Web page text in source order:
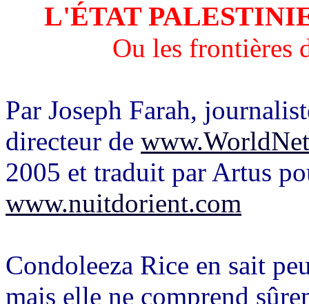
L'ÉTAT
Ou les frontières
Par Joseph Farah,
directeur de
2005 et traduit par Artus
www.nuitdorient.com
Condoleeza Rice en sait
mais elle ne comprend